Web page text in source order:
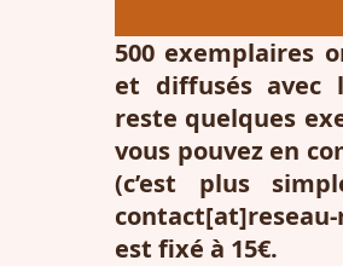
500 exemplaires
et diffusés avec
reste quelques
vous pouvez en
(c’est plus
est fixé à 15€.